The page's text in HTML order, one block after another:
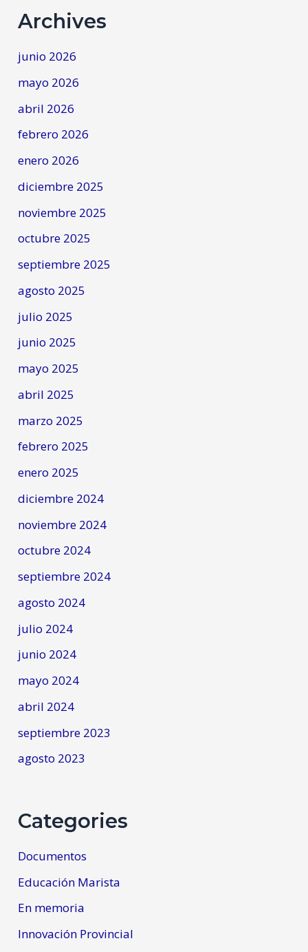
Archives
junio 2026
mayo 2026
abril 2026
febrero 2026
enero 2026
diciembre 2025
noviembre 2025
octubre 2025
septiembre 2025
agosto 2025
julio 2025
junio 2025
mayo 2025
abril 2025
marzo 2025
febrero 2025
enero 2025
diciembre 2024
noviembre 2024
octubre 2024
septiembre 2024
agosto 2024
julio 2024
junio 2024
mayo 2024
abril 2024
septiembre 2023
agosto 2023
Categories
Documentos
Educación Marista
En memoria
Innovación Provincial